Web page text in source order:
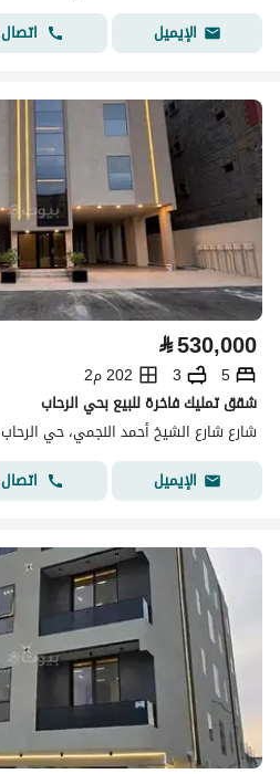
الإيميل
اتصال
⃁530,000
5
3
202 م2
شقق تمليك فاخرة للبيع بحي الرحاب
شارع شارع الشيخ أحمد النجمي، حي الرحاب 3، جازان
الإيميل
اتصال